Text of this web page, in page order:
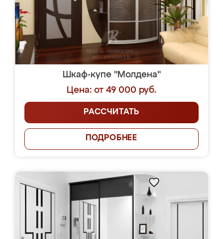
Шкаф-купе "Молдена"
Цена: от 49 000 руб.
РАССЧИТАТЬ
ПОДРОБНЕЕ